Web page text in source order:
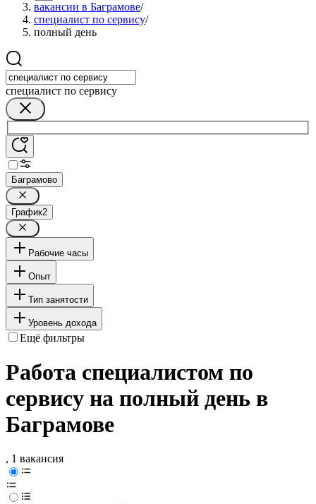
вакансии в Баграмове/
специалист по сервису/
полный день
специалист по сервису
Баграмово
График2
Рабочие часы
Опыт
Тип занятости
Уровень дохода
Ещё фильтры
Работа специалистом по
сервису на полный день в
Баграмове
, 1 вакансия